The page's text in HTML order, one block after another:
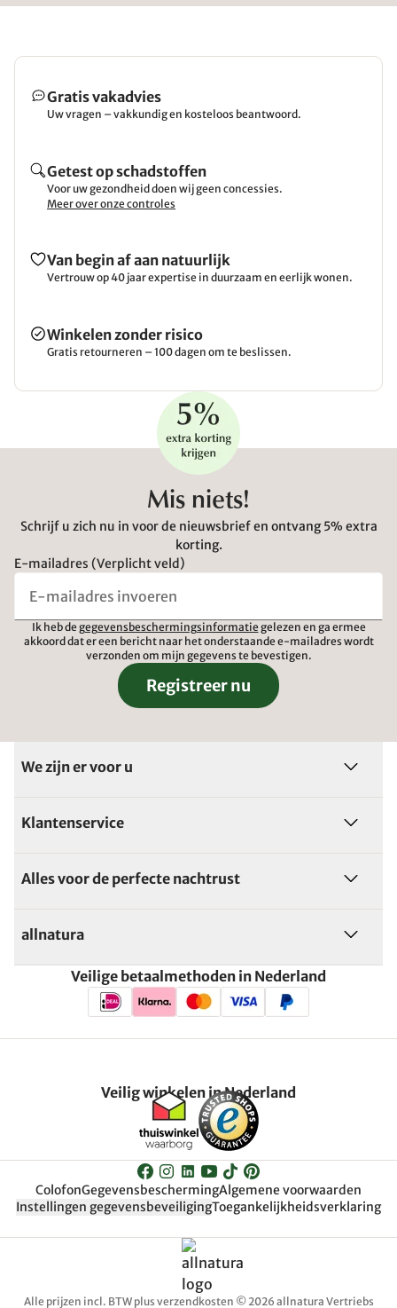
Gratis vakadvies
Uw vragen – vakkundig en kosteloos beantwoord.
Getest op schadstoffen
Voor uw gezondheid doen wij geen concessies.
Meer over onze controles
Van begin af aan natuurlijk
Vertrouw op 40 jaar expertise in duurzaam en eerlijk wonen.
Winkelen zonder risico
Gratis retourneren – 100 dagen om te beslissen.
Mis niets!
Schrijf u zich nu in voor de nieuwsbrief en ontvang 5% extra
korting.
E-mailadres (Verplicht veld)
Ik heb de gegevensbeschermingsinformatie gelezen en ga ermee
akkoord dat er een bericht naar het onderstaande e-mailadres wordt
verzonden om mijn gegevens te bevestigen.
Registreer nu
We zijn er voor u
Klantenservice
Alles voor de perfecte nachtrust
allnatura
Veilige betaalmethoden in Nederland
Veilig winkelen in Nederland
ColofonGegevensbeschermingAlgemene voorwaarden
Instellingen gegevensbeveiligingToegankelijkheidsverklaring
Alle prijzen incl. BTW plus verzendkosten © 2026 allnatura Vertriebs